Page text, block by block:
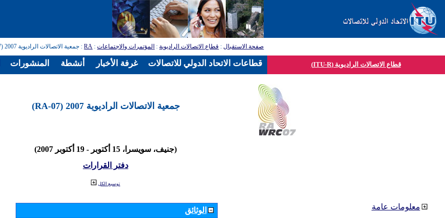
صفحة الاستقبال: قطاع الاتصالات الراديوية: المؤتمرات والاجتماعات:
RA: جمعية الاتصالات الراديوية 2007 (RA-07)
قطاع الاتصالات الراديوية (ITU-R)
جمعية الاتصالات الراديوية 2007 (RA-07)
(جنيف، سويسرا، 15 أكتوبر - 19 أكتوبر 2007)
دفتر القرارات
توسيع الكل
الوثائق
معلومات عامة
المنشورات أنشطة غرفة الأخبار قطاعات الاتحاد الدولي للاتصالات